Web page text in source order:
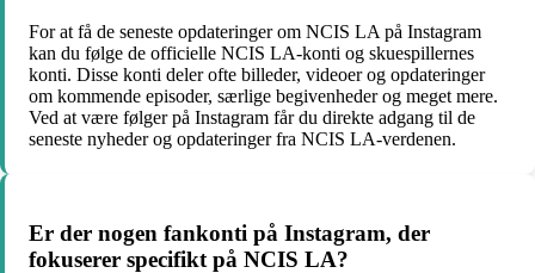
For at få de seneste opdateringer om NCIS LA på Instagram
kan du følge de officielle NCIS LA-konti og skuespillernes
konti. Disse konti deler ofte billeder, videoer og opdateringer
om kommende episoder, særlige begivenheder og meget mere.
Ved at være følger på Instagram får du direkte adgang til de
seneste nyheder og opdateringer fra NCIS LA-verdenen.
Er der nogen fankonti på Instagram, der
fokuserer specifikt på NCIS LA?